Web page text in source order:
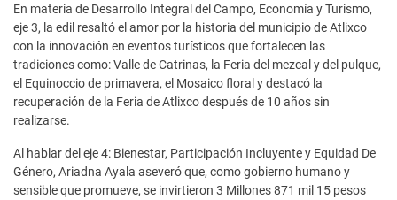
En materia de Desarrollo Integral del Campo, Economía y Turismo,
eje 3, la edil resaltó el amor por la historia del municipio de Atlixco
con la innovación en eventos turísticos que fortalecen las
tradiciones como: Valle de Catrinas, la Feria del mezcal y del pulque,
el Equinoccio de primavera, el Mosaico floral y destacó la
recuperación de la Feria de Atlixco después de 10 años sin
realizarse.
Al hablar del eje 4: Bienestar, Participación Incluyente y Equidad De
Género, Ariadna Ayala aseveró que, como gobierno humano y
sensible que promueve, se invirtieron 3 Millones 871 mil 15 pesos